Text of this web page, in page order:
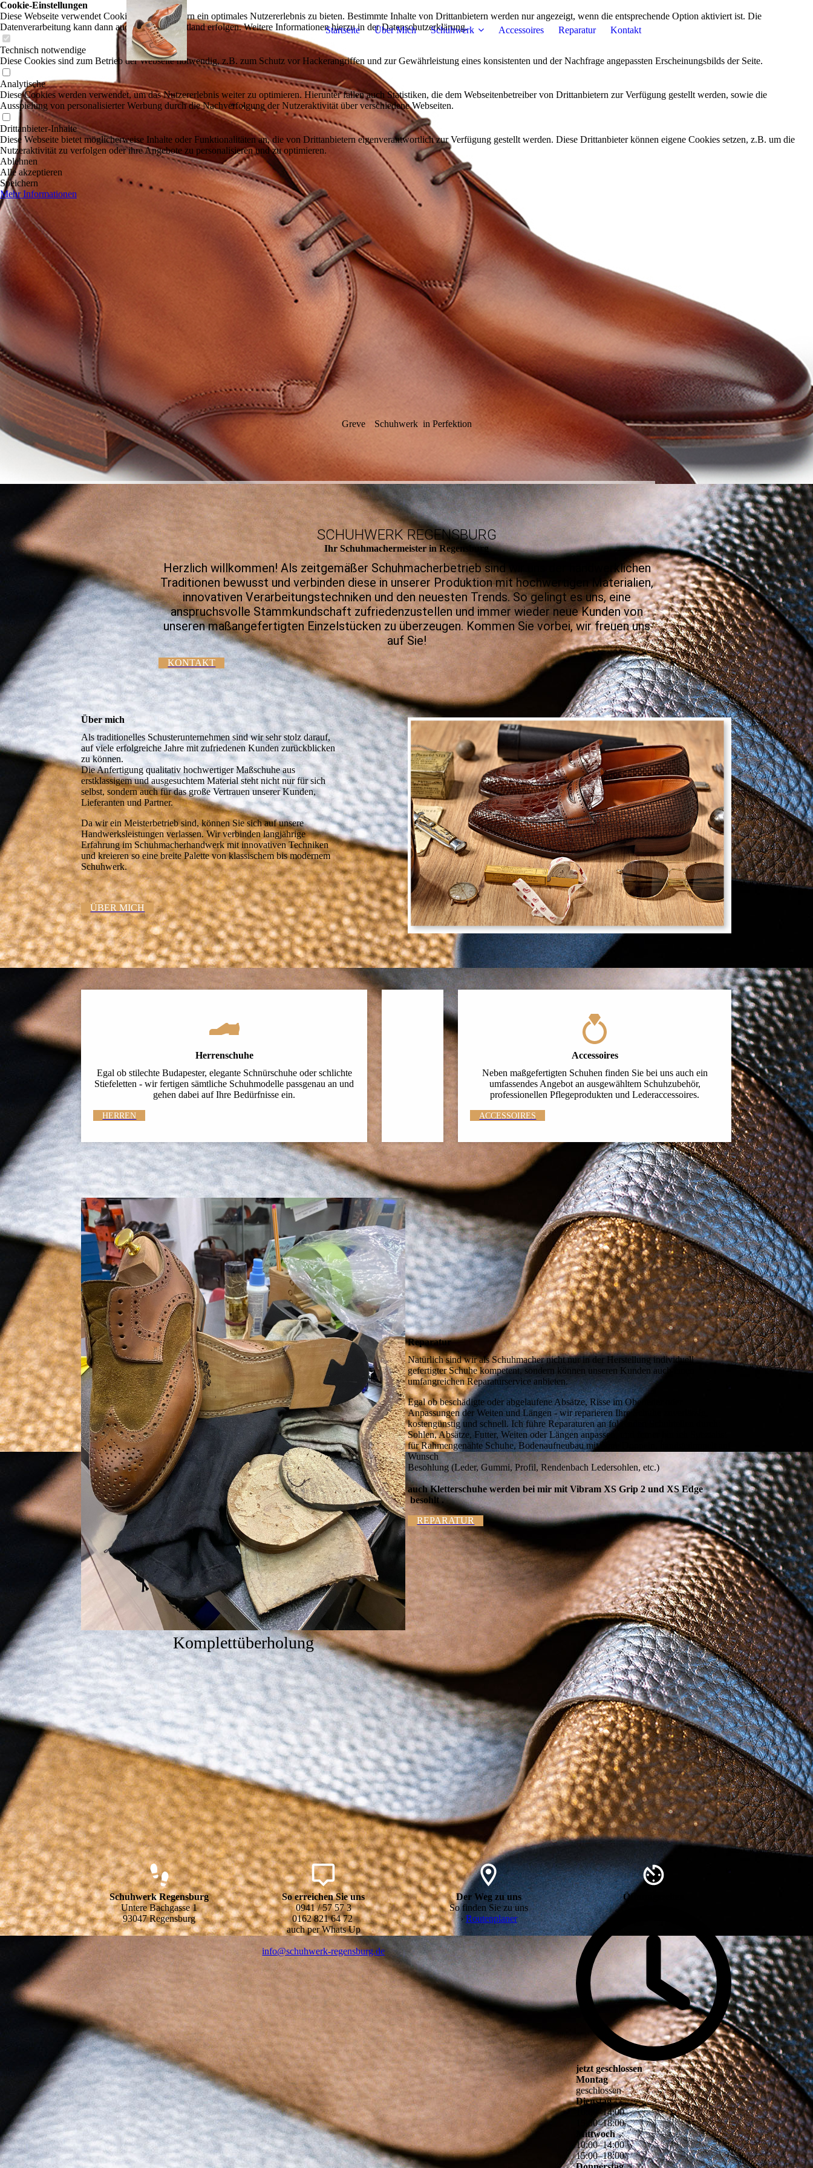
Startseite Über Mich Schuhwerk Accessoires Reparatur Kontakt
Greve Schuhwerk in Perfektion
SCHUHWERK REGENSBURG
Ihr Schuhmacher­meister in Regensburg
Herzlich willkommen! Als zeitgemäßer Schuhmacherbetrieb sind wir uns der handwerklichen
Traditionen bewusst und verbinden diese in unserer Produktion mit hochwertigen Materialien,
innovativen Verarbeitungstechniken und den neuesten Trends. So gelingt es uns, eine
anspruchsvolle Stammkundschaft zufriedenzustellen und immer wieder neue Kunden von
unseren maßangefertigten Einzelstücken zu überzeugen. Kommen Sie vorbei, wir freuen uns
auf Sie!
KONTAKT
Über mich
Als traditionelles Schusterunternehmen sind wir sehr stolz darauf,
auf viele erfolgreiche Jahre mit zufriedenen Kunden zurückblicken
zu können.
Die Anfertigung qualitativ hochwertiger Maßschuhe aus
erstklassigem und ausgesuchtem Material steht nicht nur für sich
selbst, sondern auch für das große Vertrauen unserer Kunden,
Lieferanten und Partner.
Da wir ein Meisterbetrieb sind, können Sie sich auf unsere
Handwerks­leistungen verlassen. Wir verbinden langjährige
Erfahrung im Schuhmacher­handwerk mit innovativen Techniken
und kreieren so eine breite Palette von klassischem bis modernem
Schuhwerk.
ÜBER MICH
Herrenschuhe
Egal ob stilechte Budapester, elegante Schnürschuhe oder schlichte
Stiefeletten - wir fertigen sämtliche Schuhmodelle passgenau an und
gehen dabei auf Ihre Bedürfnisse ein.
HERREN
Accessoires
Neben maßgefertigten Schuhen finden Sie bei uns auch ein
umfassendes Angebot an ausgewähltem Schuhzubehör,
professionellen Pflegeprodukten und Lederaccessoires.
ACCESSOIRES
Komplettüberholung
Reparatur
Natürlich sind wir als Schuhmacher nicht nur in der Herstellung individuell
gefertigter Schuhe kompetent, sondern können unseren Kunden auch einen
umfangreichen Reparaturservice anbieten.
Egal ob beschädigte oder abgelaufene Absätze, Risse im Oberleder oder
Anpassungen der Weiten und Längen - wir reparieren Ihre Schuhe zuverlässig,
kostengünstig und schnell. Ich führe Reparaturen an folgenden Schuhteilen durch:
Sohlen, Absätze, Futter, Weiten oder Längen anpassen, und ferner bin ich Spezialist
für Rahmengenähte Schuhe, Bodenaufneubau mit/ohne Doppeln, handgedoppelt auf
Wunsch
Besohlung (Leder, Gummi, Profil, Rendenbach Ledersohlen, etc.)
auch Kletterschuhe werden bei mir mit Vibram XS Grip 2 und XS Edge
besohlt .
REPARATUR
Schuhwerk Regensburg
Untere Bachgasse 1
93047 Regensburg
So erreichen Sie uns
0941 / 57 57 3
0162 821 64 72
auch per Whats Up
info@schuhwerk-regensburg.de
Der Weg zu uns
So finden Sie zu uns
› Routenplaner
Öffnungszeiten
jetzt geschlossen
Montag
geschlossen
Dienstag
–14:00
00–18:00
Mittwoch
10:00–14:00
15:00–18:00
Cookie-Einstellungen
Diese Webseite verwendet Cookies, um Besuchern ein optimales Nutzererlebnis zu bieten. Bestimmte Inhalte von Drittanbietern werden nur angezeigt, wenn die entsprechende Option aktiviert ist. Die
Datenverarbeitung kann dann auch in einem Drittland erfolgen. Weitere Informationen hierzu in der Datenschutzerklärung.
Technisch notwendige
Diese Cookies sind zum Betrieb der Webseite notwendig, z.B. zum Schutz vor Hackerangriffen und zur Gewährleistung eines konsistenten und der Nachfrage angepassten Erscheinungsbilds der Seite.
Analytische
Diese Cookies werden verwendet, um das Nutzererlebnis weiter zu optimieren. Hierunter fallen auch Statistiken, die dem Webseitenbetreiber von Drittanbietern zur Verfügung gestellt werden, sowie die
Ausspielung von personalisierter Werbung durch die Nachverfolgung der Nutzeraktivität über verschiedene Webseiten.
Drittanbieter-Inhalte
Diese Webseite bietet möglicherweise Inhalte oder Funktionalitäten an, die von Drittanbietern eigenverantwortlich zur Verfügung gestellt werden. Diese Drittanbieter können eigene Cookies setzen, z.B. um die
Nutzeraktivität zu verfolgen oder ihre Angebote zu personalisieren und zu optimieren.
Ablehnen
Alle akzeptieren
Speichern
Mehr Informationen